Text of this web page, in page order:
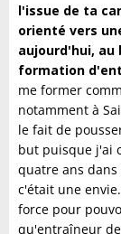
l'issue de ta
orienté vers
aujourd'hui,
formation
me former
notamment à
le fait de
but puisque j'ai
quatre ans
c'était une
force pour
qu'entraîneur